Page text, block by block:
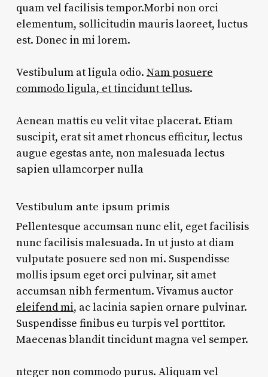
quam vel facilisis tempor.Morbi non orci
elementum, sollicitudin mauris laoreet, luctus
est. Donec in mi lorem.
Vestibulum at ligula odio. Nam posuere
commodo ligula, et tincidunt tellus.
Aenean mattis eu velit vitae placerat. Etiam
suscipit, erat sit amet rhoncus efficitur, lectus
augue egestas ante, non malesuada lectus
sapien ullamcorper nulla
Vestibulum ante ipsum primis
Pellentesque accumsan nunc elit, eget facilisis
nunc facilisis malesuada. In ut justo at diam
vulputate posuere sed non mi. Suspendisse
mollis ipsum eget orci pulvinar, sit amet
accumsan nibh fermentum. Vivamus auctor
eleifend mi, ac lacinia sapien ornare pulvinar.
Suspendisse finibus eu turpis vel porttitor.
Maecenas blandit tincidunt magna vel semper.
nteger non commodo purus. Aliquam vel